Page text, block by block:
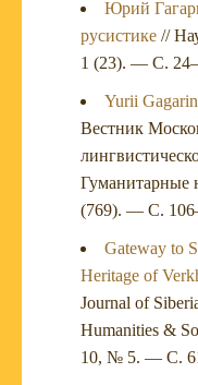
Юрий
русистике //
1 (23). — С.
Yurii
Вестник
(769). — С.
Gateway to
Heritage of
Journal of
Humanities &
10, № 5. — С.